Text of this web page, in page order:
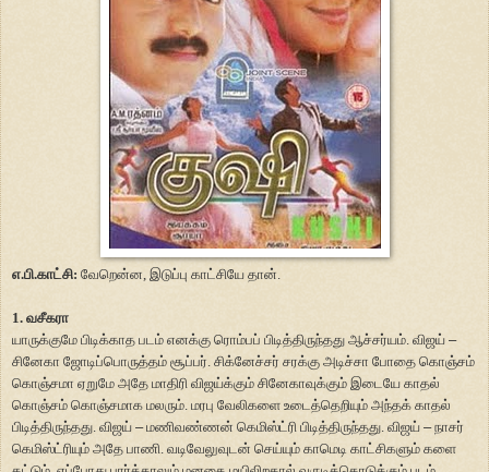
எ.பி.காட்சி: வேறென்ன, இடுப்பு காட்சியே தான்.
1. வசீகரா
யாருக்குமே பிடிக்காத படம் எனக்கு ரொம்பப் பிடித்திருந்தது ஆச்சர்யம். விஜய் –
சினேகா ஜோடிப்பொருத்தம் சூப்பர். சிக்னேச்சர் சரக்கு அடிச்சா போதை கொஞ்சம்
கொஞ்சமா ஏறுமே அதே மாதிரி விஜய்க்கும் சினேகாவுக்கும் இடையே காதல்
கொஞ்சம் கொஞ்சமாக மலரும். மரபு வேலிகளை உடைத்தெறியும் அந்தக் காதல்
பிடித்திருந்தது. விஜய் –மணிவண்ணன் கெமிஸ்ட்ரி பிடித்திருந்தது. விஜய் –நாசர்
கெமிஸ்ட்ரியும் அதே பாணி. வடிவேலுவுடன் செய்யும் காமெடி காட்சிகளும் களை